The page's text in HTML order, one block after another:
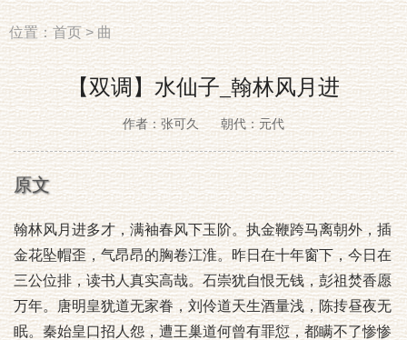
位置：首页>曲
【双调】水仙子_翰林风月进
作者：张可久 朝代：元代
原文
翰林风月进多才，满袖春风下玉阶。执金鞭跨马离朝外，插
金花坠帽歪，气昂昂的胸卷江淮。昨日在十年窗下，今日在
三公位排，读书人真实高哉。石崇犹自恨无钱，彭祖焚香愿
万年。唐明皇犹道无家眷，刘伶道天生酒量浅，陈抟昼夜无
眠。秦始皇口招人怨，遭王巢道何曾有罪愆，都瞒不了惨惨